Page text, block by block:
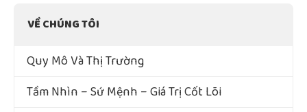
VỀ CHÚNG TÔI
Quy Mô Và Thị Trường
Tầm Nhìn – Sứ Mệnh – Giá Trị Cốt Lõi